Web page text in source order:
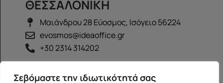
Σεβόμαστε την ιδιωτικότητά σας
ΘΕΣΣΑΛΟΝΙΚΗ
Μαιάνδρου 28 Εύοσμος, Ισόγειο 56224
evosmos@ideaoffice.gr
+30 2314 314202
ΙΩΑΝΝΙΝΑ